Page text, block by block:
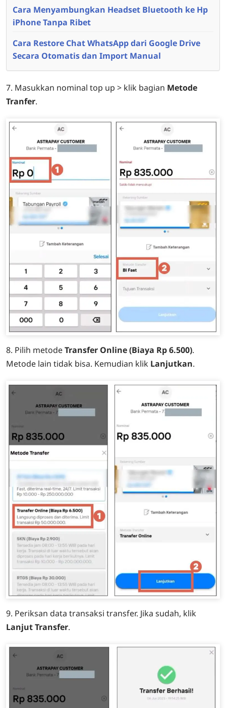
Cara Menyambungkan Headset Bluetooth ke Hp
iPhone Tanpa Ribet
Cara Restore Chat WhatsApp dari Google Drive
Secara Otomatis dan Import Manual
7. Masukkan nominal top up > klik bagian Metode
Tranfer.
8. Pilih metodeTransfer Online (Biaya Rp 6.500).
Metode lain tidak bisa. Kemudian klik Lanjutkan.
9. Periksan data transaksi transfer. Jika sudah, klik
Lanjut Transfer.